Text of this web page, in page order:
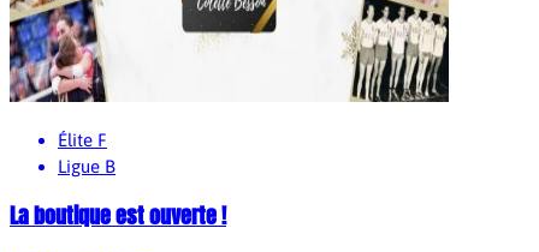
Élite F
Ligue B
La boutique est ouverte !